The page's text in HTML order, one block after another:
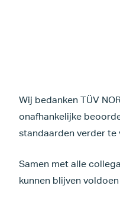
Wij bedanken TÜV
onafhankelijke
standaarden verder te
Samen met alle
kunnen blijven